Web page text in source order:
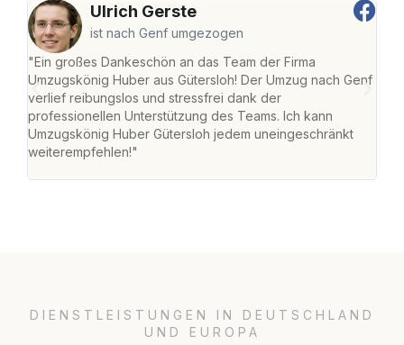
Ulrich Gerste
ist nach Genf umgezogen
"Ein großes Dankeschön an das Team der Firma
Umzugskönig Huber aus Gütersloh! Der Umzug nach Genf
verlief reibungslos und stressfrei dank der
professionellen Unterstützung des Teams. Ich kann
Umzugskönig Huber Gütersloh jedem uneingeschränkt
weiterempfehlen!"
DIENSTLEISTUNGEN IN DEUTSCHLAND
UND EUROPA